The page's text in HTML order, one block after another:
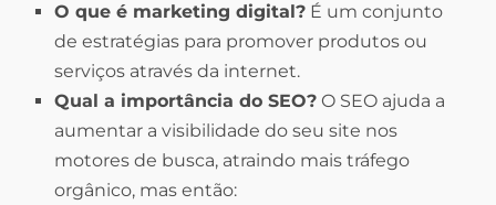
O que é marketing digital? É um conjunto
de estratégias para promover produtos ou
serviços através da internet.
Qual a importância do SEO? O SEO ajuda a
aumentar a visibilidade do seu site nos
motores de busca, atraindo mais tráfego
orgânico, mas então: